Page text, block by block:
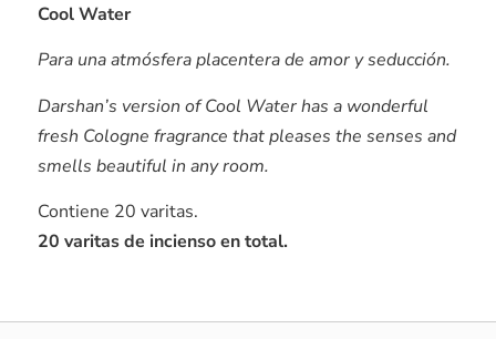
Cool Water
Para una atmósfera placentera de amor y seducción.
Darshan’s version of Cool Water has a wonderful
fresh Cologne fragrance that pleases the senses and
smells beautiful in any room.
Contiene 20 varitas.
20 varitas de incienso en total.